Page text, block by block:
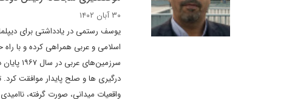
۳۰ آبان ۱۴۰۲
یوسف رستمی در یادداشتی برای
اسلامی و عربی همراهی کرده و با
درگیری ها و صلح پایدار موافقت